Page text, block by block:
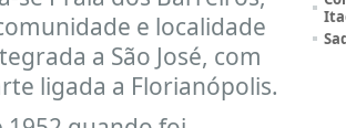
e localidade
a São José, com
ligada a Florianópolis.